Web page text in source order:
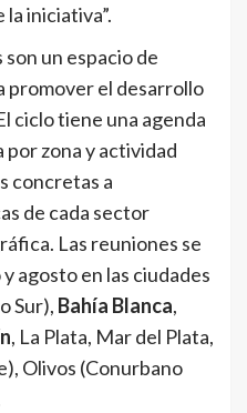
iniciativa”.
un espacio de
promover el desarrollo
ciclo tiene una agenda
zona y actividad
concretas a
de cada sector
Las reuniones se
agosto en las ciudades
Sur), Bahía Blanca,
, La Plata, Mar del Plata,
Olivos (Conurbano